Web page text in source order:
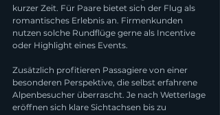
kurzer Zeit. Für Paare bietet sich der Flug als
romantisches Erlebnis an. Firmenkunden
nutzen solche Rundflüge gerne als Incentive
oder Highlight eines Events.
Zusätzlich profitieren Passagiere von einer
besonderen Perspektive, die selbst erfahrene
Alpenbesucher überrascht. Je nach Wetterlage
eröffnen sich klare Sichtachsen bis zu